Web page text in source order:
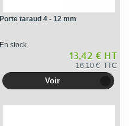
Porte taraud 4 - 12 mm
En stock
13,42 € HT
16,10 € TTC
Voir